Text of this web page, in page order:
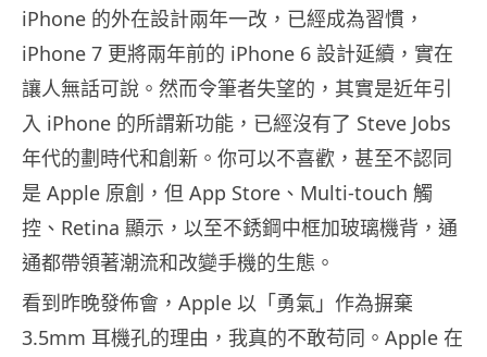
iPhone 的外在設計兩年一改，已經成為習慣，
iPhone 7 更將兩年前的 iPhone 6 設計延續，實在
讓人無話可說。然而令筆者失望的，其實是近年引
入 iPhone 的所謂新功能，已經沒有了 Steve Jobs
年代的劃時代和創新。你可以不喜歡，甚至不認同
是 Apple 原創，但 App Store、Multi-touch 觸
控、Retina 顯示，以至不銹鋼中框加玻璃機背，通
通都帶領著潮流和改變手機的生態。
看到昨晚發佈會，Apple 以「勇氣」作為摒棄
3.5mm 耳機孔的理由，我真的不敢苟同。Apple 在